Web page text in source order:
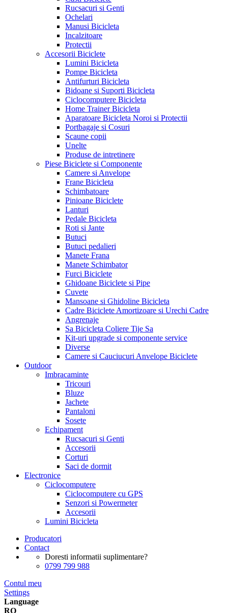
Rucsacuri si Genti
Ochelari
Manusi Bicicleta
Incalzitoare
Protectii
Accesorii Biciclete
Lumini Bicicleta
Pompe Bicicleta
Antifurturi Bicicleta
Bidoane si Suporti Bicicleta
Ciclocomputere Bicicleta
Home Trainer Bicicleta
Aparatoare Bicicleta Noroi si Protectii
Portbagaje si Cosuri
Scaune copii
Unelte
Produse de intretinere
Piese Biciclete si Componente
Camere si Anvelope
Frane Bicicleta
Schimbatoare
Pinioane Biciclete
Lanturi
Pedale Bicicleta
Roti si Jante
Butuci
Butuci pedalieri
Manete Frana
Manete Schimbator
Furci Biciclete
Ghidoane Biciclete si Pipe
Cuvete
Mansoane si Ghidoline Bicicleta
Cadre Biciclete Amortizoare si Urechi Cadre
Angrenaje
Sa Bicicleta Coliere Tije Sa
Kit-uri upgrade si componente service
Diverse
Camere si Cauciucuri Anvelope Biciclete
Outdoor
Imbracaminte
Tricouri
Bluze
Jachete
Pantaloni
Sosete
Echipament
Rucsacuri si Genti
Accesorii
Corturi
Saci de dormit
Electronice
Ciclocomputere
Ciclocomputere cu GPS
Senzori si Powermeter
Accesorii
Lumini Bicicleta
Producatori
Contact
Doresti informatii suplimentare?
0799 799 988
Contul meu
Settings
Language
RO